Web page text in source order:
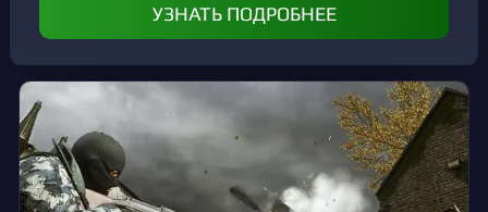
УЗНАТЬ ПОДРОБНЕЕ